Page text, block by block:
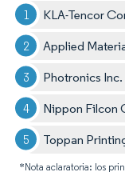
KLA-Tencor
Applied
Photronics Inc.
Nippon Filcon
Toppan
*Nota aclaratoria: los